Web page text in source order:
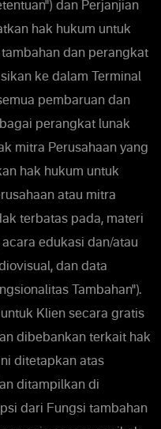
dan Perjanjian
hak hukum untuk
dan perangkat
ke dalam Terminal
pembaruan dan
perangkat lunak
mitra Perusahaan yang
hak hukum untuk
atau mitra
terbatas pada, materi
edukasi dan/atau
dan data
Tambahan").
Klien secara gratis
dibebankan terkait hak
ditetapkan atas
ditampilkan di
dari Fungsi tambahan